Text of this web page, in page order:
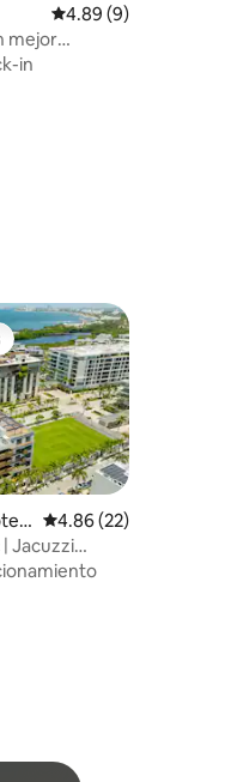
Calificación
4.89 (9)
mejor
in
Calificación
4.86 (22)
| Jacuzzi